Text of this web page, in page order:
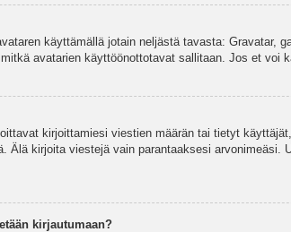
käyttämällä jotain neljästä tavasta: Gravatar,
avatarien käyttöönottotavat sallitaan. Jos et voi
kirjoittamiesi viestien määrän tai tietyt
Älä kirjoita viestejä vain parantaaksesi
kirjautumaan?